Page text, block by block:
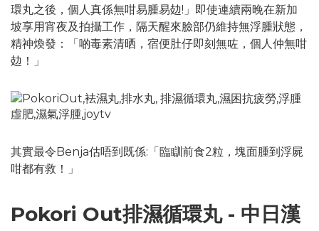
環丸之後，個人真係無咁易腫易攰!」即使連續兩晚在新加
坡享用宵夜及拍攝工作，隔天醒來臉部仍維持無浮腫狀態，
精神煥發：「啲毒素清晒，宿便肚仔即刻無咗，個人仲無咁
攰！」
其實最令Benja估唔到既係:「臨瞓前食2粒，塊面腫到浮屍
咁都有救！」
Pokori Out排濕循環丸 - 中日漢